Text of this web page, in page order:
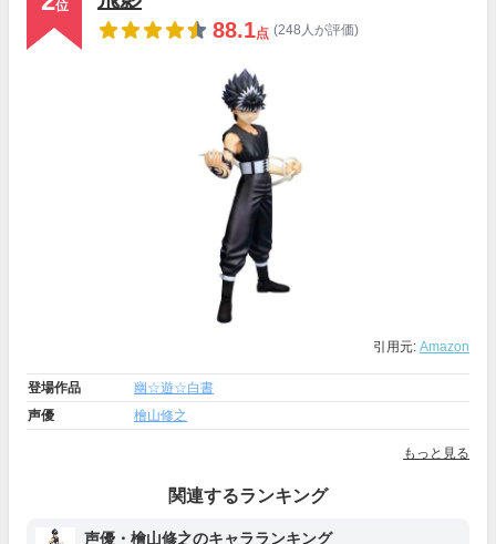
位
88.1点 (248人が評価)
引用元: Amazon
登場作品
幽☆遊☆白書
声優
檜山修之
もっと見る
関連するランキング
声優・檜山修之のキャラランキング